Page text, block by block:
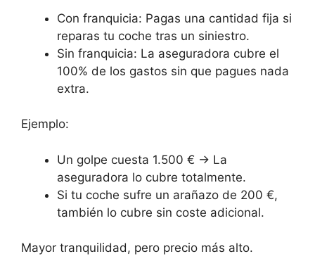
Con franquicia: Pagas una cantidad fija si
reparas tu coche tras un siniestro.
Sin franquicia: La aseguradora cubre el
100% de los gastos sin que pagues nada
extra.
Ejemplo:
Un golpe cuesta 1.500 € → La
aseguradora lo cubre totalmente.
Si tu coche sufre un arañazo de 200 €,
también lo cubre sin coste adicional.
Mayor tranquilidad, pero precio más alto.